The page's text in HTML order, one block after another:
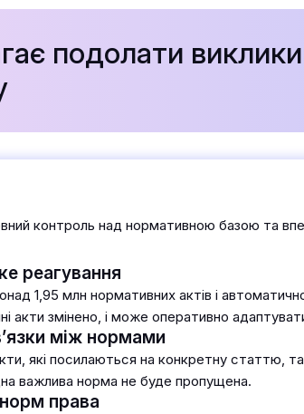
подолати
контроль над нормативною базою та
реагування
1,95 млн нормативних актів і
акти змінено, і може оперативно
між нормами
які посилаються на конкретну статтю,
важлива норма не буде пропущена.
права